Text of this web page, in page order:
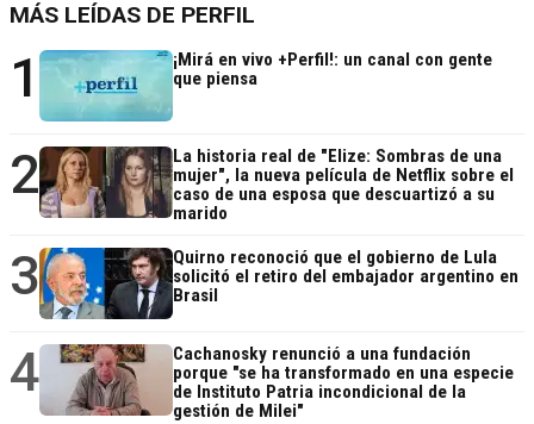
MÁS LEÍDAS DE PERFIL
1
¡Mirá en vivo +Perfil!: un canal con gente
que piensa
2
La historia real de "Elize: Sombras de una
mujer", la nueva película de Netflix sobre el
caso de una esposa que descuartizó a su
marido
3
Quirno reconoció que el gobierno de Lula
solicitó el retiro del embajador argentino en
Brasil
4
Cachanosky renunció a una fundación
porque "se ha transformado en una especie
de Instituto Patria incondicional de la
gestión de Milei"